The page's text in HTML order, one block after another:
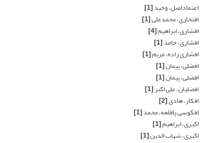
اعتماداصل، وحید[1]
افتخاری، محمدعلی[1]
افشاری، ابراهیم[4]
افشاری، حامد[1]
افشاری زاده، مریم[1]
افضلی، پیمان[1]
افضلی، پیمان[1]
افضلیان، علی اکبر[1]
افکار، هادی[2]
افکوسی پاقلعه، محمد[1]
اکبری، ابراهیم[1]
اکبری، شهاب الدین[1]